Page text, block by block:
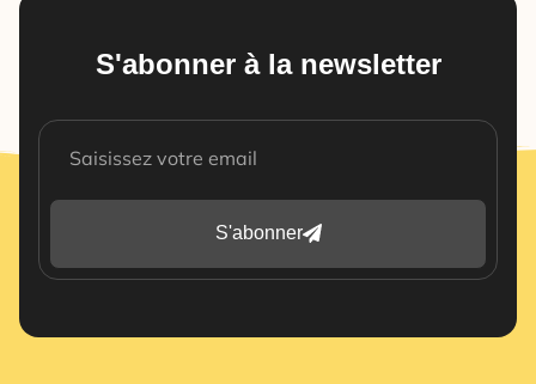
S'abonner à la newsletter
S'abonner